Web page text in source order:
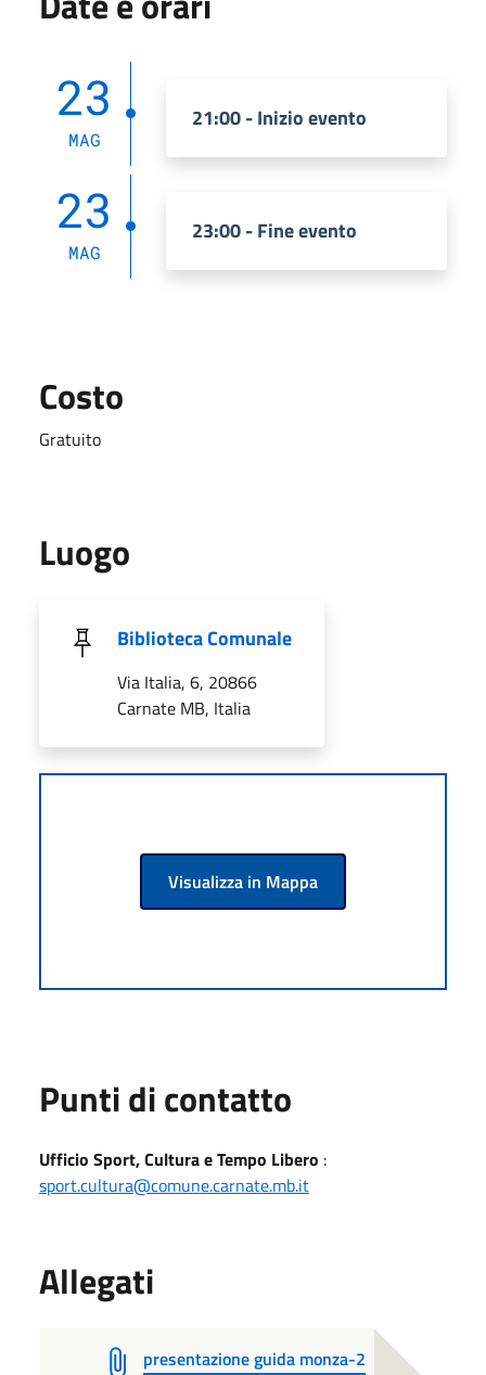
23
MAG
21:00 - Inizio evento
23
MAG
23:00 - Fine evento
Costo
Gratuito
Luogo
Biblioteca Comunale
Via Italia, 6, 20866
Carnate MB, Italia
Visualizza in Mappa
Punti di contatto
Ufficio Sport, Cultura e Tempo Libero :
sport.cultura@comune.carnate.mb.it
Allegati
presentazione guida monza-2